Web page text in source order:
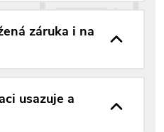
záruka i na
usazuje a